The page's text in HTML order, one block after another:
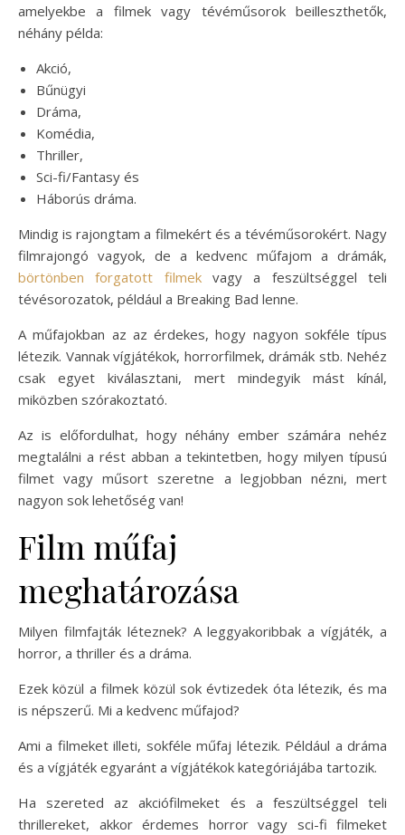
amelyekbe a filmek vagy tévéműsorok beilleszthetők,
néhány példa:
Akció,
Bűnügyi
Dráma,
Komédia,
Thriller,
Sci-fi/Fantasy és
Háborús dráma.
Mindig is rajongtam a filmekért és a tévéműsorokért. Nagy
filmrajongó vagyok, de a kedvenc műfajom a drámák,
börtönben forgatott filmekvagy a feszültséggel teli
tévésorozatok, például a Breaking Bad lenne.
A műfajokban az az érdekes, hogy nagyon sokféle típus
létezik. Vannak vígjátékok, horrorfilmek, drámák stb. Nehéz
csak egyet kiválasztani, mert mindegyik mást kínál,
miközben szórakoztató.
Az is előfordulhat, hogy néhány ember számára nehéz
megtalálni a rést abban a tekintetben, hogy milyen típusú
filmet vagy műsort szeretne a legjobban nézni, mert
nagyon sok lehetőség van!
Film műfaj
meghatározása
Milyen filmfajták léteznek? A leggyakoribbak a vígjáték, a
horror, a thriller és a dráma.
Ezek közül a filmek közül sok évtizedek óta létezik, és ma
is népszerű. Mi a kedvenc műfajod?
Ami a filmeket illeti, sokféle műfaj létezik. Például a dráma
és a vígjáték egyaránt a vígjátékok kategóriájába tartozik.
Ha szereted az akciófilmeket és a feszültséggel teli
thrillereket, akkor érdemes horror vagy sci-fi filmeket